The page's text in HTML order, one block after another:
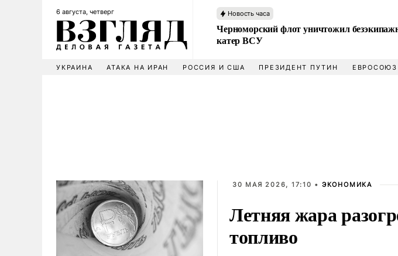
6 августа, четверг Новость часа
Черноморский флот уничтожил
катер ВСУ
УКРАИНА АТАКА НА ИРАН РОССИЯ И США ПРЕЗИДЕНТ ПУТИН ЕВРОСОЮЗ
30 МАЯ 2026, 17:10 • ЭКОНОМИКА
Летняя жара
топливо